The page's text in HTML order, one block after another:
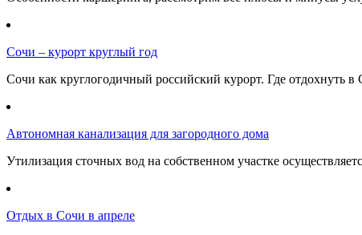
Сочи – курорт круглый год
Сочи как круглогодичный российский курорт. Где отдохнуть
Автономная канализация для загородного дома
Утилизация сточных вод на собственном участке
Отдых в Сочи в апреле